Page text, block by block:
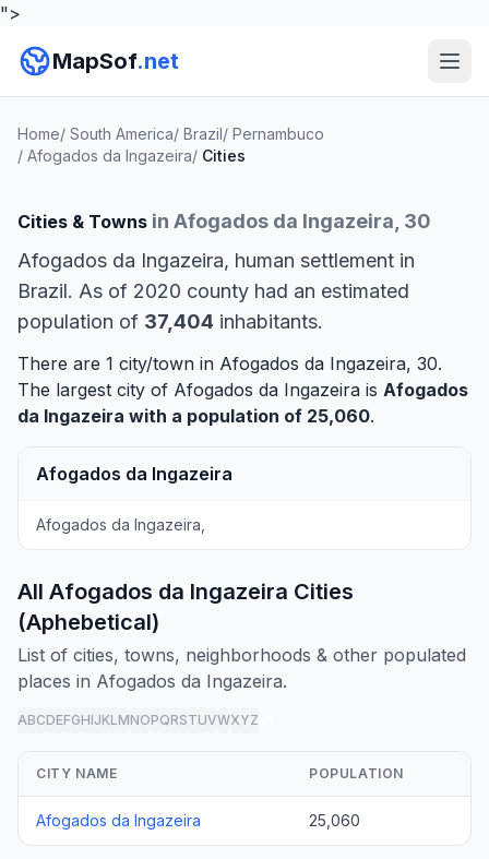
">
MapSof.net
Home/ South America/ Brazil/ Pernambuco
/ Afogados da Ingazeira/ Cities
Cities & Towns in Afogados da Ingazeira, 30
Afogados da Ingazeira, human settlement in
Brazil. As of 2020 county had an estimated
population of 37,404 inhabitants.
There are 1 city/town in Afogados da Ingazeira, 30.
The largest city of Afogados da Ingazeira is Afogados
da Ingazeira with a population of 25,060.
Afogados da Ingazeira
Afogados da Ingazeira,
All Afogados da Ingazeira Cities
(Aphebetical)
List of cities, towns, neighborhoods & other populated
places in Afogados da Ingazeira.
ABCDEFGHIJKLMNOPQRSTUVWXYZ
CITY NAME POPULATION
Afogados da Ingazeira 25,060